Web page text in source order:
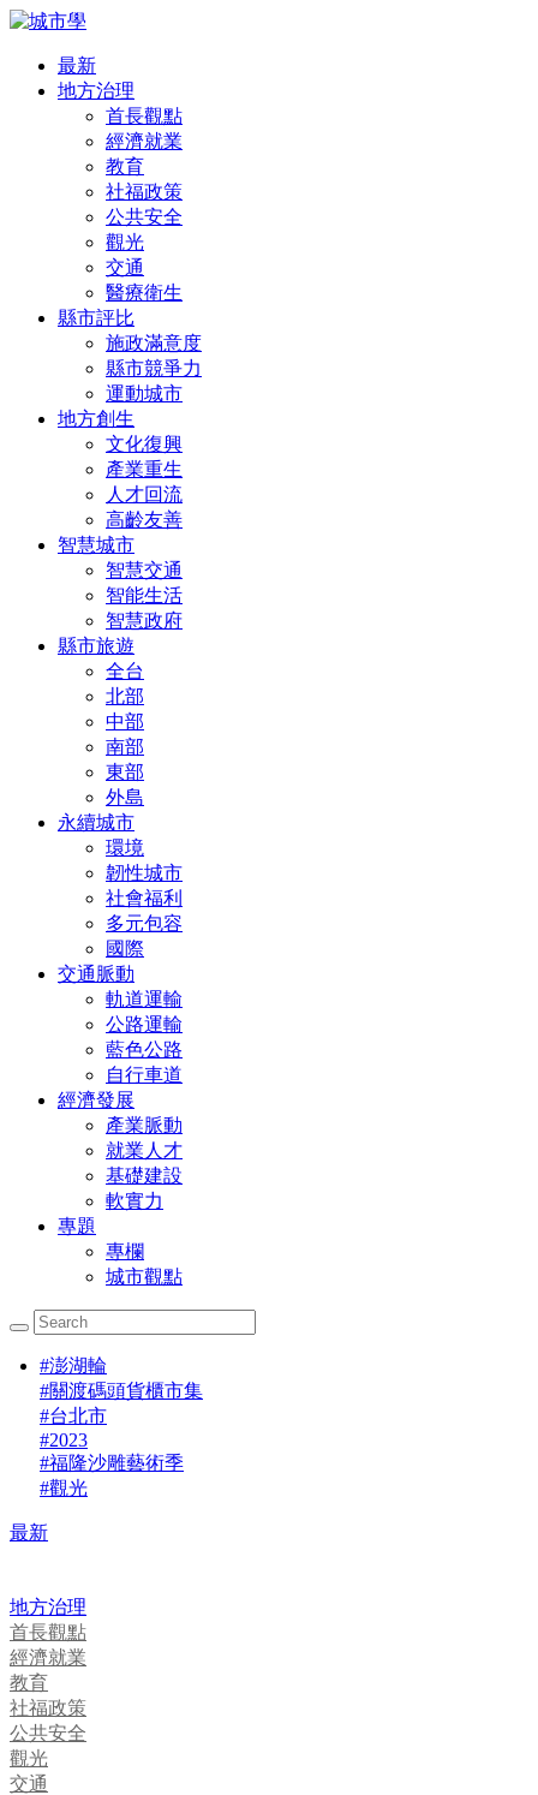
最新
地方治理
首長觀點
經濟就業
教育
社福政策
公共安全
觀光
交通
醫療衛生
縣市評比
施政滿意度
縣市競爭力
運動城市
地方創生
文化復興
產業重生
人才回流
高齡友善
智慧城市
智慧交通
智能生活
智慧政府
縣市旅遊
全台
北部
中部
南部
東部
外島
永續城市
環境
韌性城市
社會福利
多元包容
國際
交通脈動
軌道運輸
公路運輸
藍色公路
自行車道
經濟發展
產業脈動
就業人才
基礎建設
軟實力
專題
專欄
城市觀點
#澎湖輪
#關渡碼頭貨櫃市集
#台北市
#2023
#福隆沙雕藝術季
#觀光
最新
地方治理
首長觀點
經濟就業
教育
社福政策
公共安全
觀光
交通